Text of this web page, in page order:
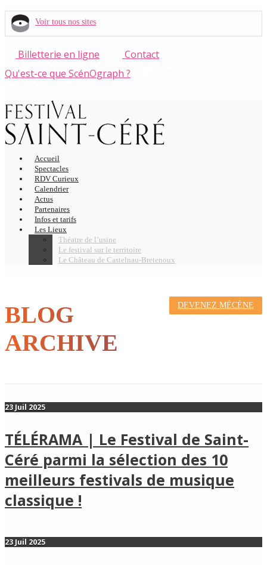
Voir tous nos sites
Billetterie en ligne
Contact
Qu'est-ce que ScénOgraph ?
Accueil
Spectacles
RDV Curieux
Calendrier
Actus
Partenaires
Infos et tarifs
Les Lieux
Théatre de l’usine
Le festival sur le territoire
Le Château de Castelnau-Bretenoux
DEVENEZ MÉCÈNE
BLOG
ARCHIVE
23 Juil 2025
TÉLÉRAMA | Le Festival de Saint-
Céré parmi la sélection des 10
meilleurs festivals de musique
classique !
23 Juil 2025